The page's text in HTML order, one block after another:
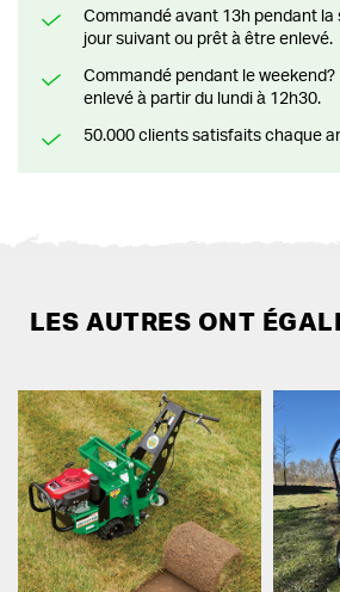
Commandé avant 13h pendant la semaine? Livré le
jour suivant ou prêt à être enlevé.
Commandé pendant le weekend? Livré ou prêt à être
enlevé à partir du lundi à 12h30.
50.000 clients satisfaits chaque
LES AUTRES ONT